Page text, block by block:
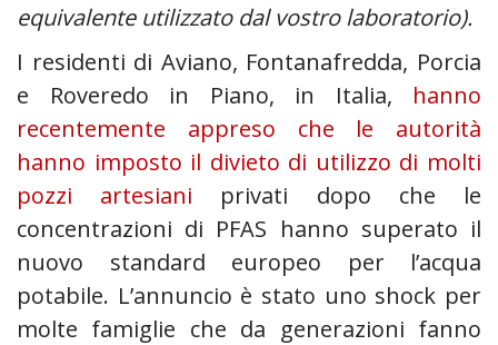
equivalente utilizzato dal vostro laboratorio).
I residenti di Aviano, Fontanafredda, Porcia
e Roveredo in Piano, in Italia, hanno
recentemente appreso che le autorità
hanno imposto il divieto di utilizzo di molti
pozzi artesiani privati dopo che le
concentrazioni di PFAS hanno superato il
nuovo standard europeo per l’acqua
potabile. L’annuncio è stato uno shock per
molte famiglie che da generazioni fanno